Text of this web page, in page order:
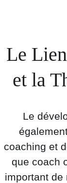
Le
et la
Le
coaching et
que coach
important de